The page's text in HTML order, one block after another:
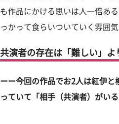
も作品にかける思いは人一倍あ
っかって食らいついていく雰囲
共演者の存在は「難しい」よ
ーー今回の作品でお2人は紅伊
っていて「相手（共演者）がい